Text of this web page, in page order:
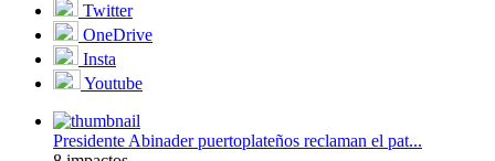
Twitter
OneDrive
Insta
Youtube
Presidente Abinader puertoplateños reclaman el pat...